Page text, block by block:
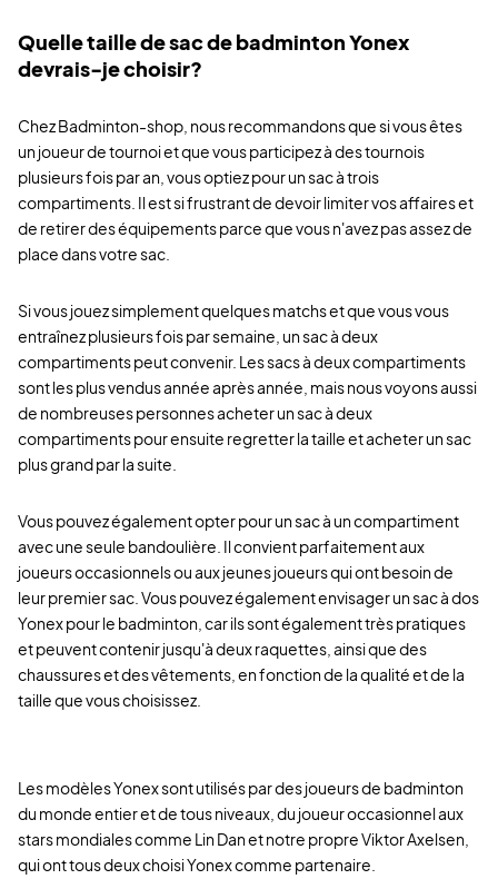
Quelle taille de sac de badminton Yonex
devrais-je choisir?
Chez Badminton-shop, nous recommandons que si vous êtes
un joueur de tournoi et que vous participez à des tournois
plusieurs fois par an, vous optiez pour un sac à trois
compartiments. Il est si frustrant de devoir limiter vos affaires et
de retirer des équipements parce que vous n'avez pas assez de
place dans votre sac.
Si vous jouez simplement quelques matchs et que vous vous
entraînez plusieurs fois par semaine, un sac à deux
compartiments peut convenir. Les sacs à deux compartiments
sont les plus vendus année après année, mais nous voyons aussi
de nombreuses personnes acheter un sac à deux
compartiments pour ensuite regretter la taille et acheter un sac
plus grand par la suite.
Vous pouvez également opter pour un sac à un compartiment
avec une seule bandoulière. Il convient parfaitement aux
joueurs occasionnels ou aux jeunes joueurs qui ont besoin de
leur premier sac. Vous pouvez également envisager un sac à dos
Yonex pour le badminton, car ils sont également très pratiques
et peuvent contenir jusqu'à deux raquettes, ainsi que des
chaussures et des vêtements, en fonction de la qualité et de la
taille que vous choisissez.
Les modèles Yonex sont utilisés par des joueurs de badminton
du monde entier et de tous niveaux, du joueur occasionnel aux
stars mondiales comme Lin Dan et notre propre Viktor Axelsen,
qui ont tous deux choisi Yonex comme partenaire.